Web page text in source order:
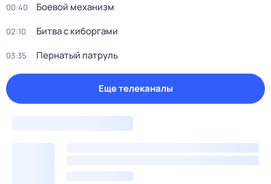
00:40 Боевой механизм
02:10 Битва с киборгами
03:35 Пернатый патруль
Еще телеканалы